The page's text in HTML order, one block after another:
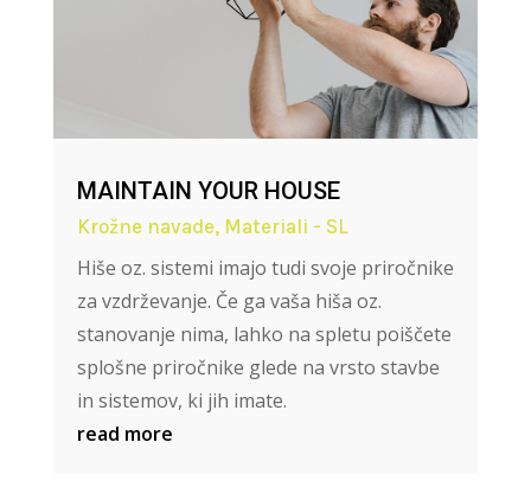
MAINTAIN YOUR HOUSE
Krožne navade, Materiali - SL
Hiše oz. sistemi imajo tudi svoje priročnike
za vzdrževanje. Če ga vaša hiša oz.
stanovanje nima, lahko na spletu poiščete
splošne priročnike glede na vrsto stavbe
in sistemov, ki jih imate.
read more